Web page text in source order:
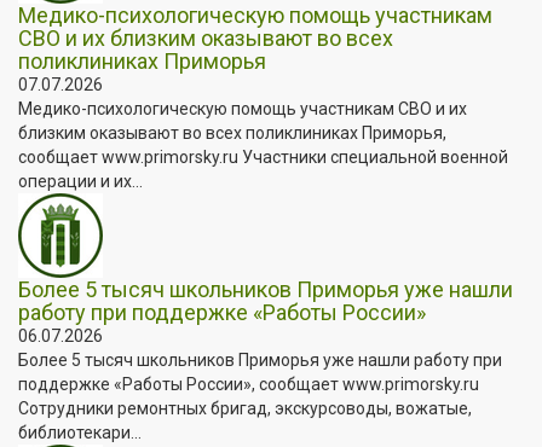
Медико-психологическую помощь участникам
СВО и их близким оказывают во всех
поликлиниках Приморья
07.07.2026
Медико-психологическую помощь участникам СВО и их
близким оказывают во всех поликлиниках Приморья,
сообщает www.primorsky.ru Участники специальной военной
операции и их...
Более 5 тысяч школьников Приморья уже нашли
работу при поддержке «Работы России»
06.07.2026
Более 5 тысяч школьников Приморья уже нашли работу при
поддержке «Работы России», сообщает www.primorsky.ru
Сотрудники ремонтных бригад, экскурсоводы, вожатые,
библиотекари...